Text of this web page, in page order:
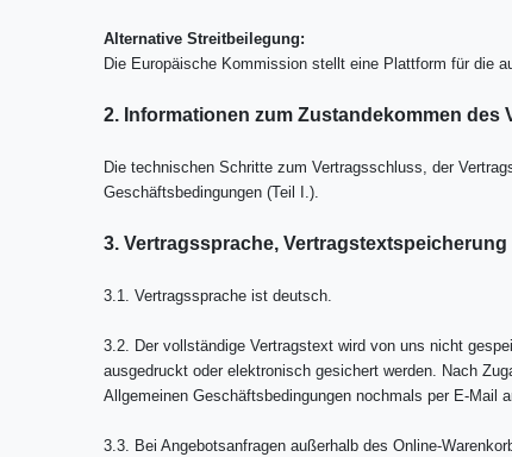
Alternative Streitbeilegung:
Die Europäische Kommission stellt eine Plattform für die
2. Informationen zum Zustandekommen des
Die technischen Schritte zum Vertragsschluss, der
Geschäftsbedingungen (Teil I.).
3. Vertragssprache, Vertragstextspeicherung
3.1. Vertragssprache ist deutsch.
3.2. Der vollständige Vertragstext wird von uns nicht
ausgedruckt oder elektronisch gesichert werden. Nach
Allgemeinen Geschäftsbedingungen nochmals per E-Mail
3.3. Bei Angebotsanfragen außerhalb des Online-